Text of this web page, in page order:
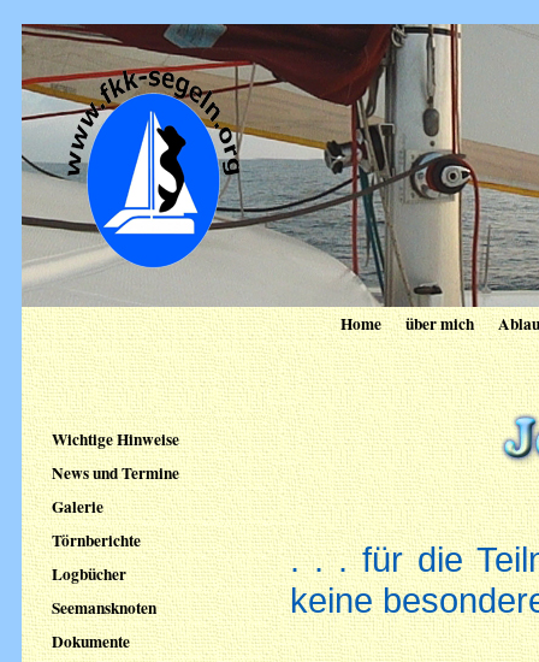
Home über mich
Wichtige Hinweise
News und Termine
Galerie
Törnberichte
Logbücher
Seemansknoten
Dokumente
. . . für die
keine